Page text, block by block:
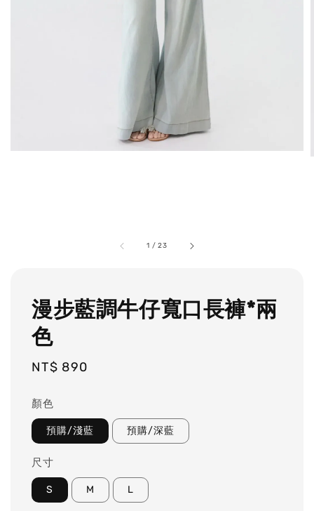
1 /23
漫步藍調牛仔寬口長褲*兩
色
Regular
NT$ 890
顏色
預購/淺藍 預購/深藍
尺寸
S M L